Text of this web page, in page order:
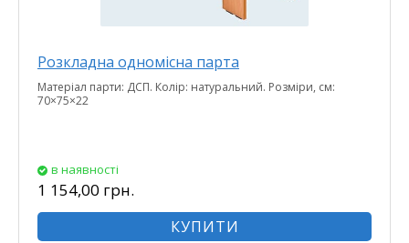
Розкладна одномісна парта
Матеріал парти: ДСП. Колір: натуральний. Розміри, см:
70×75×22
в наявності
1 154,00 грн.
КУПИТИ